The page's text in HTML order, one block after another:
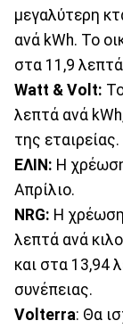
μεγαλύτερη
ανά kWh. Το
στα 11,9
Watt & Volt:
λεπτά ανά
της εταιρείας.
ΕΛΙΝ: Η
Απρίλιο.
NRG: Η χρέωση
λεπτά ανά
και στα 13,94
συνέπειας.
Volterra: Θα